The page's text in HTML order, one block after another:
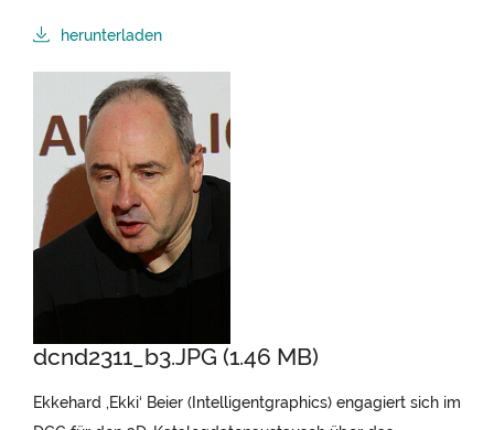
herunterladen
dcnd2311_b3.JPG (1.46 MB)
Ekkehard ‚Ekki‘ Beier (Intelligentgraphics) engagiert sich im